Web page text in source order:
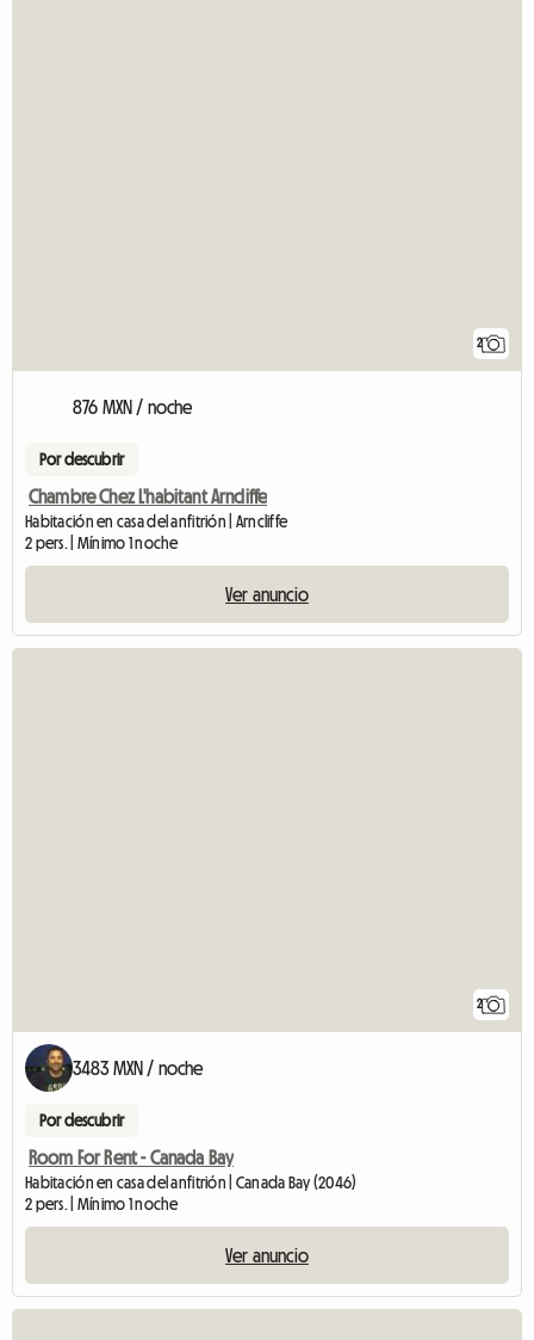
2
876 MXN / noche
Por descubrir
Chambre Chez L'habitant Arncliffe
Habitación en casa del anfitrión | Arncliffe
2 pers. | Mínimo 1 noche
Ver anuncio
2
3483 MXN / noche
Por descubrir
Room For Rent - Canada Bay
Habitación en casa del anfitrión | Canada Bay (2046)
2 pers. | Mínimo 1 noche
Ver anuncio